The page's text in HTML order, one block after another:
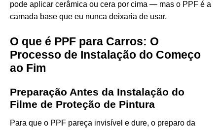
pode aplicar cerâmica ou cera por cima — mas o PPF é a
camada base que eu nunca deixaria de usar.
O que é PPF para Carros: O
Processo de Instalação do Começo
ao Fim
Preparação Antes da Instalação do
Filme de Proteção de Pintura
Para que o PPF pareça invisível e dure, o preparo da